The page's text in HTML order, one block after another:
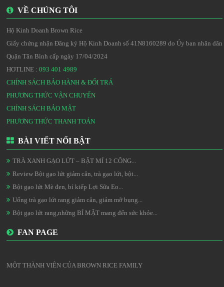
Hộ Kinh Doanh Brown Rice
Quận Tân Bình cấp ngày 17/04/2024
HOTLINE :
093 401 4989
CHÍNH SÁCH BẢO HÀNH & ĐỔI TRẢ
PHƯƠNG THỨC THANH TOÁN
BÀI VIẾT NỔI BẬT
TRÀ XANH GẠO LỨT – BẬT MÍ 12 CÔNG...
Bột gạo lứt Mè đen, bí kiếp Lợi Sữa Eo...
Uống trà gạo lứt rang giảm cân, giảm mỡ bụng...
Bột gạo lứt rang,những BÍ MẬT mang đến sức khỏe...
FAN PAGE